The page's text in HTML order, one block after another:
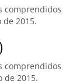
comprendidos
de 2015.
comprendidos
de 2015.